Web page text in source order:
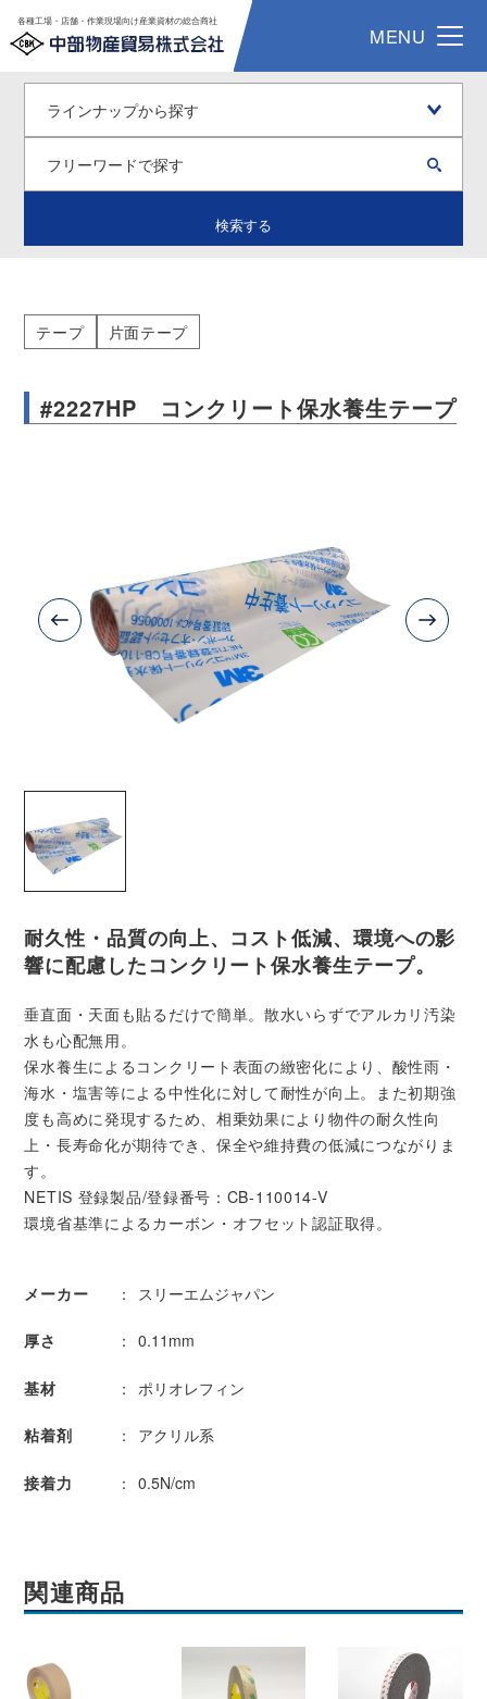
各種工場・店舗・作業現場向け産業資材の総合商社
MENU
検索する
テープ 片面テープ
#2227HP コンクリート保水養生テープ
耐久性・品質の向上、コスト低減、環境への影
響に配慮したコンクリート保水養生テープ。
垂直面・天面も貼るだけで簡単。散水いらずでアルカリ汚染
水も心配無用。
保水養生によるコンクリート表面の緻密化により、酸性雨・
海水・塩害等による中性化に対して耐性が向上。また初期強
度も高めに発現するため、相乗効果により物件の耐久性向
上・長寿命化が期待でき、保全や維持費の低減につながりま
す。
NETIS 登録製品/登録番号：CB-110014-V
環境省基準によるカーボン・オフセット認証取得。
メーカー スリーエムジャパン
厚さ 0.11mm
基材 ポリオレフィン
粘着剤 アクリル系
接着力 0.5N/cm
関連商品